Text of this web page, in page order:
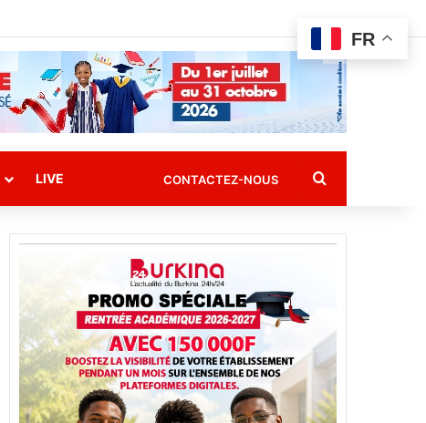
LIVE CONTACTEZ-NOUS Rechercher
FR